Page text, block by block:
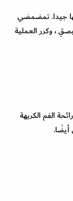
جيدا. تمضمضي
الفم الكريهة
أيضًا.